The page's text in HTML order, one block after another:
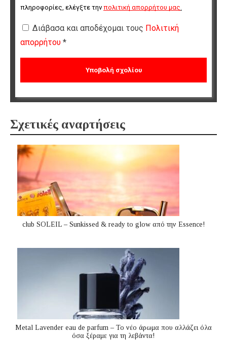
πληροφορίες, ελέγξτε την πολιτική απορρήτου μας
Διάβασα και αποδέχομαι τους Πολιτική
απορρήτου *
Σχετικές αναρτήσεις
club SOLEIL – Sunkissed & ready to glow από την Essence!
Metal Lavender eau de parfum – Το νέο άρωμα που αλλάζει όλα
όσα ξέραμε για τη λεβάντα!